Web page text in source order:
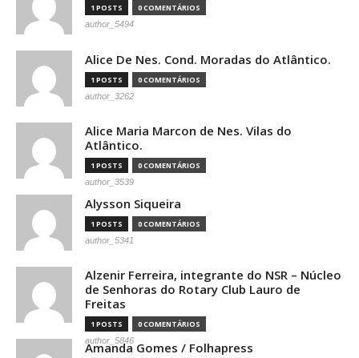
1 POSTS 0 COMENTÁRIOS
author_5494
Alice De Nes. Cond. Moradas do Atlântico.
1 POSTS 0 COMENTÁRIOS
author_3262
Alice Maria Marcon de Nes. Vilas do
Atlântico.
1 POSTS 0 COMENTÁRIOS
author_3539
Alysson Siqueira
1 POSTS 0 COMENTÁRIOS
author_5341
Alzenir Ferreira, integrante do NSR – Núcleo
de Senhoras do Rotary Club Lauro de
Freitas
1 POSTS 0 COMENTÁRIOS
author_5846
Amanda Gomes / Folhapress